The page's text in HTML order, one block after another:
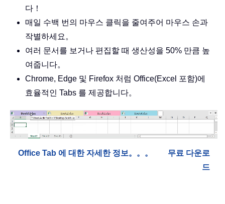
다！
매일 수백 번의 마우스 클릭을 줄여주어 마우스 손과
작별하세요。
여러 문서를 보거나 편집할 때 생산성을 50% 만큼 높
여줍니다。
Chrome, Edge 및 Firefox 처럼 Office(Excel 포함)에
효율적인 Tabs 를 제공합니다。
Office Tab 에 대한 자세한 정보。。。
무료 다운로
드